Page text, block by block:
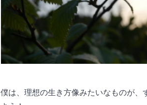
僕は、理想の生き方像みたいなものが、